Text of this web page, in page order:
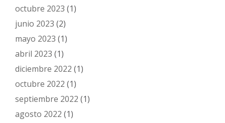
octubre 2023 (1)
junio 2023 (2)
mayo 2023 (1)
abril 2023 (1)
diciembre 2022 (1)
octubre 2022 (1)
septiembre 2022 (1)
agosto 2022 (1)